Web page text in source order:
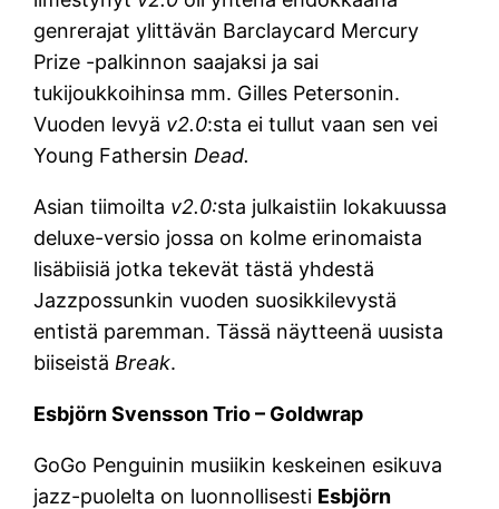
genrerajat ylittävän Barclaycard Mercury
Prize -palkinnon saajaksi ja sai
tukijoukkoihinsa mm. Gilles Petersonin.
Vuoden levyä v2.0:sta ei tullut vaan sen vei
Young Fathersin Dead.
Asian tiimoilta v2.0:sta julkaistiin lokakuussa
deluxe-versio jossa on kolme erinomaista
lisäbiisiä jotka tekevät tästä yhdestä
Jazzpossunkin vuoden suosikkilevystä
entistä paremman. Tässä näytteenä uusista
biiseistä Break.
Esbjörn Svensson Trio – Goldwrap
GoGo Penguinin musiikin keskeinen esikuva
jazz-puolelta on luonnollisesti Esbjörn